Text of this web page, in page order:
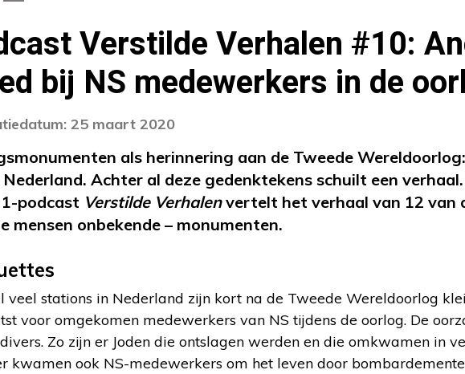
Verstilde Verhalen #10:
bij NS medewerkers in de
25 maart 2020
als herinnering aan de Tweede
Achter al deze gedenktekens schuilt een
podcast Verstilde Verhalenvertelt het verhaal van 12 van
mensen onbekende – monumenten.
veel stations in Nederland zijn kort na de Tweede Wereldoorlog
voor omgekomen medewerkers van NS tijdens de oorlog. De
Zo zijn er Joden die ontslagen werden en die omkwamen in
kwamen ook NS-medewerkers om het leven door